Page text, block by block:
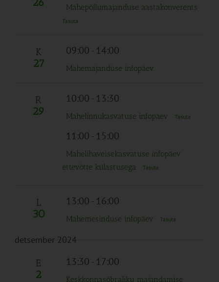
Mahepõllumajanduse aastakonverents
Tasuta
K
27
09:00- 14:00
Mahemajanduse infopäev
R
29
10:00- 13:30
Mahelinnukasvatuse infopäev Tasuta
11:00- 15:00
Mahelihaveisekasvatuse infopäev
ettevõtte külastusega
Tasuta
L
30
13:00- 16:00
Mahemesinduse infopäev Tasuta
detsember 2024
E
2
13:30- 17:00
Keskkonnasõbraliku majandamise